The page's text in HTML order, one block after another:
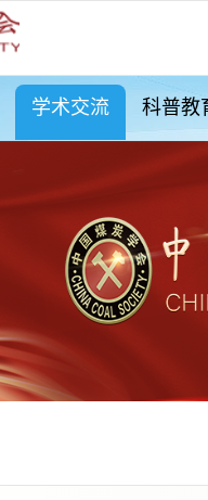
学术交流 科普教